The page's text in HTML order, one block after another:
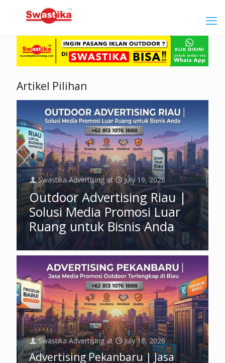
Artikel Pilihan
Swastika Advertising at July 19, 2026
Outdoor Advertising Riau |
Solusi Media Promosi Luar
Ruang untuk Bisnis Anda
Swastika Advertising at July 18, 2026
Advertising Pekanbaru | Jasa